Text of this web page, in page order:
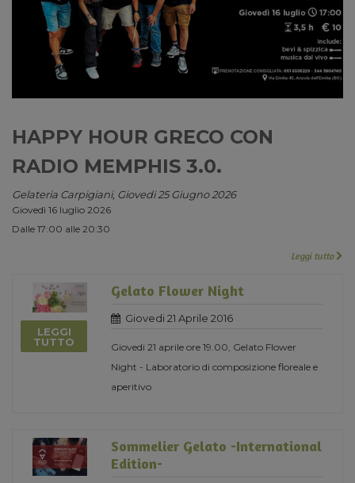
HAPPY HOUR GRECO CON
RADIO MEMPHIS 3.0.
Gelateria Carpigiani, Giovedi 25 Giugno 2026
Giovedì 16 luglio 2026
Dalle 17:00 alle 20:30
Leggi tutto
LEGGI
TUTTO
Gelato Flower Night
Giovedi 21 Aprile 2016
Giovedi 21 aprile ore 19.00, Gelato Flower
Night - Laboratorio di composizione floreale e
aperitivo
Sommelier Gelato -International
Edition-